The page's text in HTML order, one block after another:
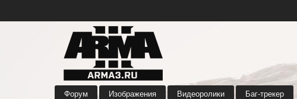
Форум Изображения Видеоролики Баг-трекер